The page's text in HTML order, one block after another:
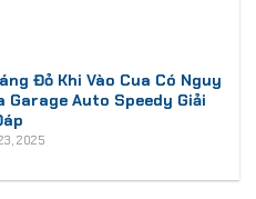
Đỏ Khi Vào Cua Có Nguy
Garage Auto Speedy Giải
2025